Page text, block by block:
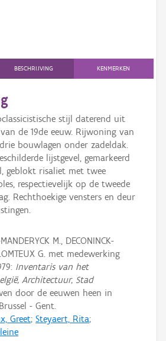
BESCHRIJVING KENMERKEN
stijl daterend uit
de 19de eeuw. Rijwoning van
bouwlagen onder zadeldak.
lijstgevel, gemarkeerd
geblokt risaliet met twee
respectievelijk op de tweede
Rechthoekige vensters en deur
M., DECONINCK-
G. met medewerking
Inventaris van het
Architectuur, Stad
door de eeuwen heen in
- Gent.
Greet; Steyaert, Rita;